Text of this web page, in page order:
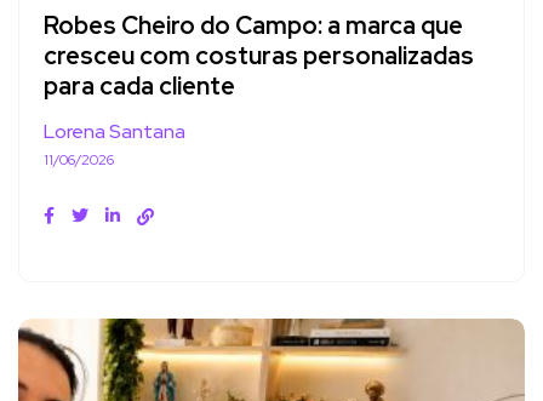
Robes Cheiro do Campo: a marca que
cresceu com costuras personalizadas
para cada cliente
Lorena Santana
11/06/2026